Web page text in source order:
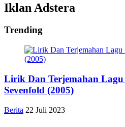
Iklan Adstera
Trending
Lirik Dan Terjemahan Lagu
Sevenfold (2005)
Berita 22 Juli 2023